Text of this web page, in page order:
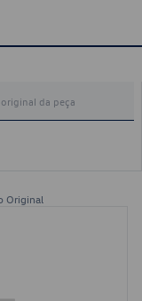
Original